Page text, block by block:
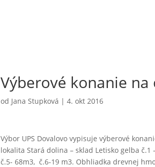
Výberové konanie
od Jana Stupková |4. okt 2016
Výbor UPS Dovalovo vypisuje výberové
lokalita Stará dolina – sklad Letisko gelba
č.5- 68m3, č.6-19 m3. Obhliadka drevnej